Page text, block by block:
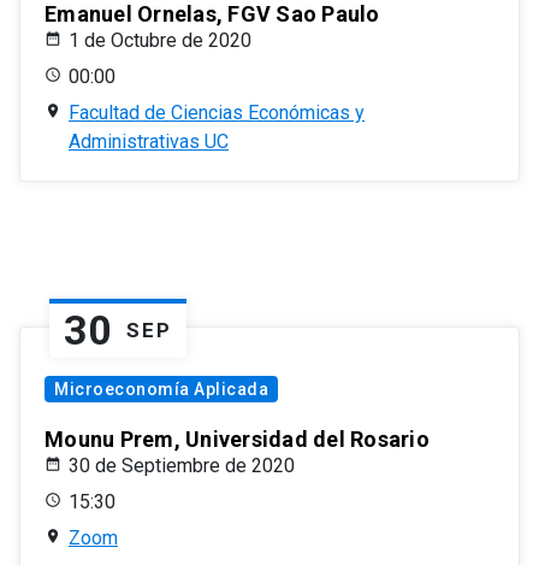
Emanuel Ornelas, FGV Sao Paulo
1 de Octubre de 2020
00:00
Facultad de Ciencias Económicas y
Administrativas UC
30 SEP
Microeconomía Aplicada
Mounu Prem, Universidad del Rosario
30 de Septiembre de 2020
15:30
Zoom